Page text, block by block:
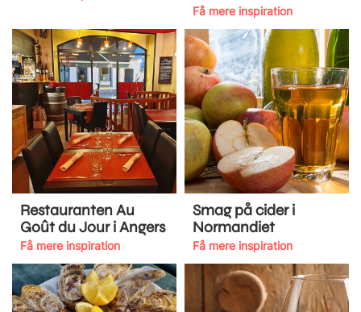
Få mere inspiration
Restauranten Au
Goût du Jour i Angers
Få mere inspiration
Smag på cider i
Normandiet
Få mere inspiration